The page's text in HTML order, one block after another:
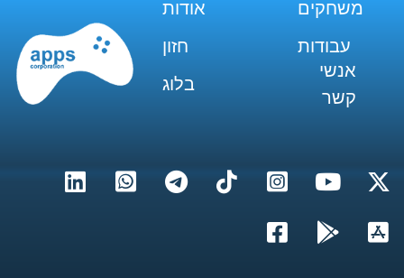
אודות
משחקים
חזון
עבודות
בלוג
אנשי
קשר